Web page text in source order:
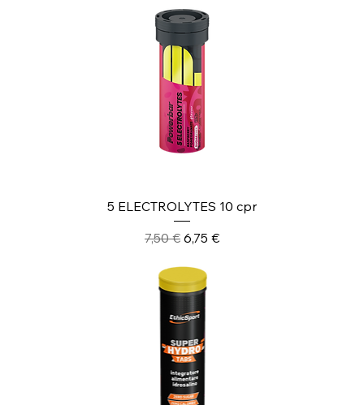
5 ELECTROLYTES 10 cpr
Prezzo regolare
7,50 € Prezzo scontato
6,75 €